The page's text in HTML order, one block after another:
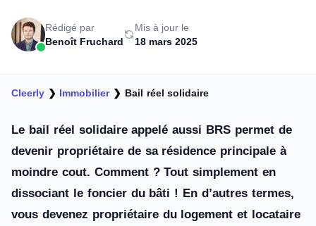
Rédigé par
Benoît Fruchard
Mis à jour le
18 mars 2025
Cleerly ❯ Immobilier❯ Bail réel solidaire
Le bail réel solidaire appelé aussi BRS permet de
devenir propriétaire de sa résidence principale à
moindre cout. Comment ? Tout simplement en
dissociant le foncier du bâti ! En d’autres termes,
vous devenez propriétaire du logement et locataire